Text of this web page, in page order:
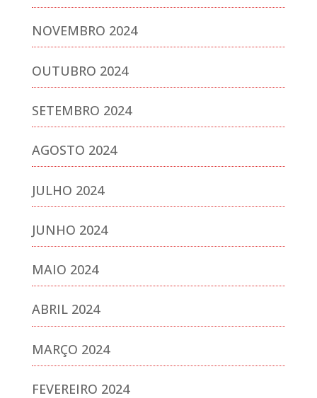
NOVEMBRO 2024
OUTUBRO 2024
SETEMBRO 2024
AGOSTO 2024
JULHO 2024
JUNHO 2024
MAIO 2024
ABRIL 2024
MARÇO 2024
FEVEREIRO 2024